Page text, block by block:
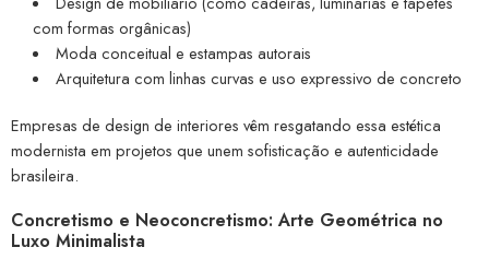
com formas orgânicas)
Moda conceitual e estampas autorais
Arquitetura com linhas curvas e uso expressivo de concreto
Empresas de design de interiores vêm resgatando essa estética
modernista em projetos que unem sofisticação e autenticidade
brasileira.
Concretismo e Neoconcretismo: Arte Geométrica no
Luxo Minimalista